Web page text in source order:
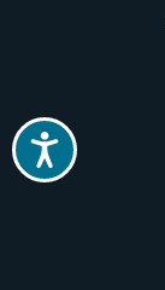
Acessibilidade